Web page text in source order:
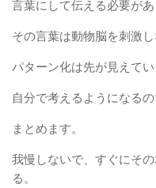
言葉にして伝える必要があ
その言葉は動物脳を刺激
パターン化は先が見えて
自分で考えるようになるの
まとめます。
我慢しないで、すぐにそ
る。